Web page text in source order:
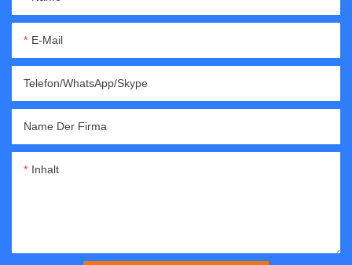
E-Mail
Telefon/WhatsApp/Skype
Name Der Firma
Inhalt